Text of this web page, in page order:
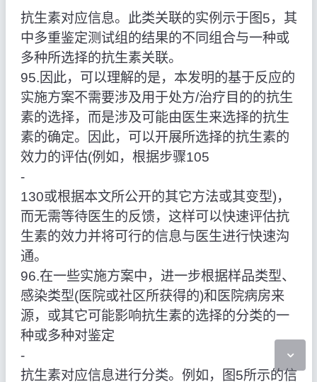
抗生素对应信息。此类关联的实例示于图5，其
中多重鉴定测试组的结果的不同组合与一种或
多种所选择的抗生素关联。
95.因此，可以理解的是，本发明的基于反应的
实施方案不需要涉及用于处方/治疗目的的抗生
素的选择，而是涉及可能由医生来选择的抗生
素的确定。因此，可以开展所选择的抗生素的
效力的评估(例如，根据步骤105
‑
130或根据本文所公开的其它方法或其变型)，
而无需等待医生的反馈，这样可以快速评估抗
生素的效力并将可行的信息与医生进行快速沟
通。
96.在一些实施方案中，进一步根据样品类型、
感染类型(医院或社区所获得的)和医院病房来
源，或其它可能影响抗生素的选择的分类的一
种或多种对鉴定
‑
抗生素对应信息进行分类。例如，图5所示的信